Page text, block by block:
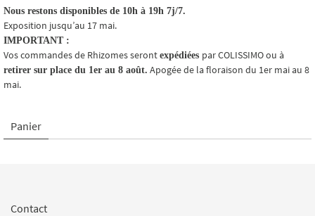
Nous restons disponibles de 10h à 19h 7j/7.
Exposition jusqu’au 17 mai.
IMPORTANT :
Vos commandes de Rhizomes seront expédiées par COLISSIMO ou à
retirer sur place du 1er au 8 août. Apogée de la floraison du 1er mai au 8
mai.
Panier
Contact